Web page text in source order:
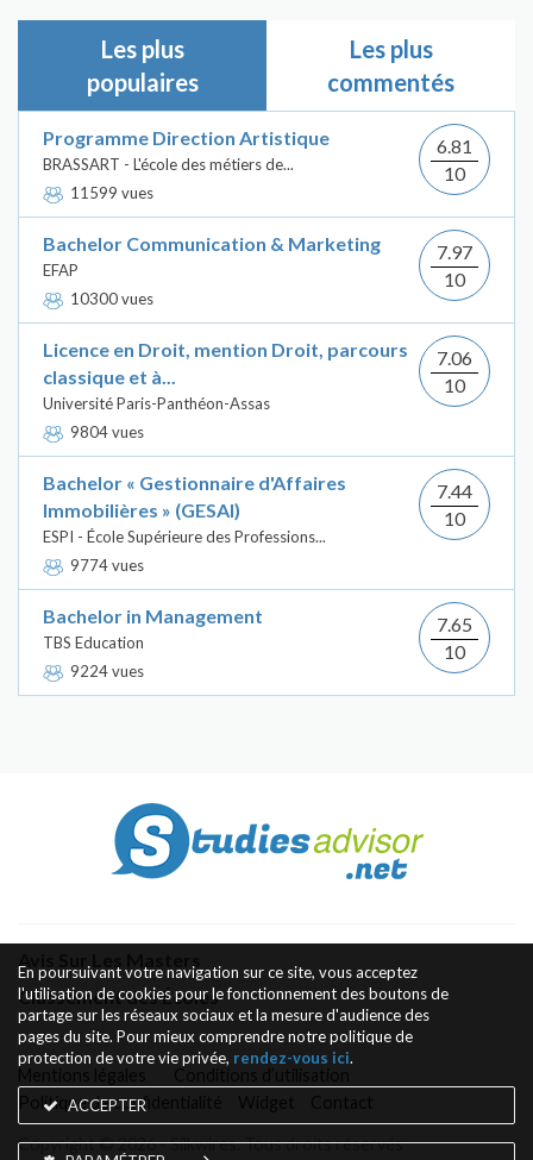
Les plus
populaires
Les plus
commentés
Programme Direction Artistique
BRASSART - L'école des métiers de...
11599 vues
6.81
10
Bachelor Communication & Marketing
EFAP
10300 vues
7.97
10
Licence en Droit, mention Droit, parcours
classique et à...
Université Paris-Panthéon-Assas
9804 vues
7.06
10
Bachelor « Gestionnaire d'Affaires
Immobilières » (GESAI)
ESPI - École Supérieure des Professions...
9774 vues
7.44
10
Bachelor in Management
TBS Education
9224 vues
7.65
10
Classement des Écoles
Politique de confidentialité
Copyright © 2026 - Silkwires. Tous droits réservés
En poursuivant votre navigation sur ce site, vous acceptez
l'utilisation de cookies pour le fonctionnement des boutons de
partage sur les réseaux sociaux et la mesure d'audience des
pages du site. Pour mieux comprendre notre politique de
protection de votre vie privée, rendez-vous ici.
ACCEPTER